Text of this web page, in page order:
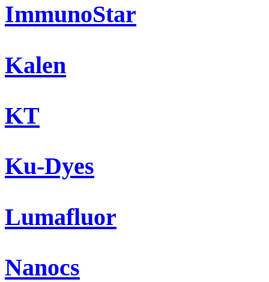
ImmunoStar
Kalen
KT
Ku-Dyes
Lumafluor
Nanocs